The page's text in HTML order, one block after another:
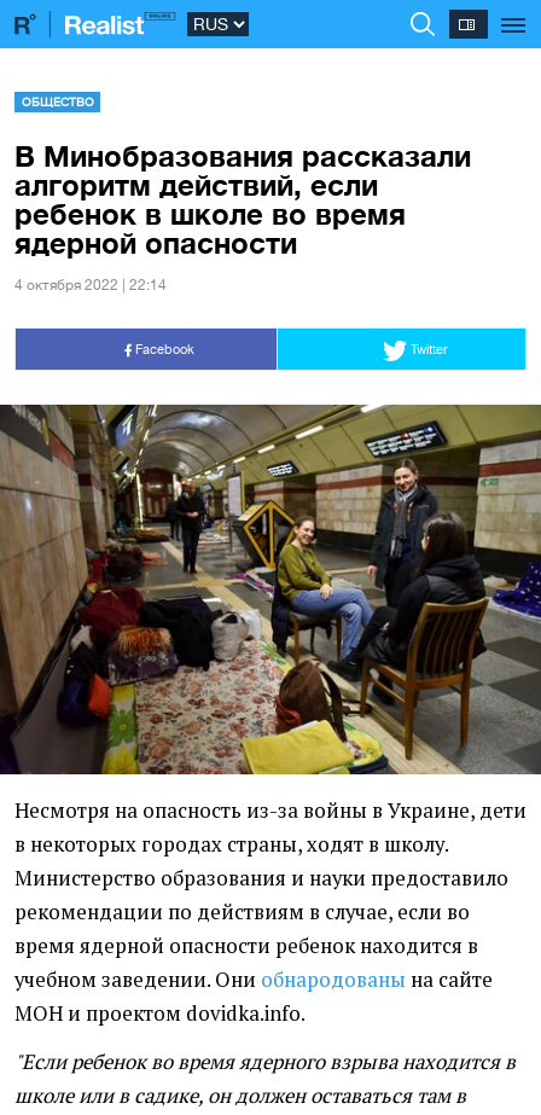
ОБЩЕСТВО
В Минобразования рассказали
алгоритм действий, если
ребенок в школе во время
ядерной опасности
4 октября 2022 | 22:14
Facebook Twitter
Несмотря на опасность из-за войны в Украине, дети
в некоторых городах страны, ходят в школу.
Министерство образования и науки предоставило
рекомендации по действиям в случае, если во
время ядерной опасности ребенок находится в
учебном заведении. Они обнародованы на сайте
МОН и проектом dovidka.info.
"Если ребенок во время ядерного взрыва находится в
школе или в садике, он должен оставаться там в